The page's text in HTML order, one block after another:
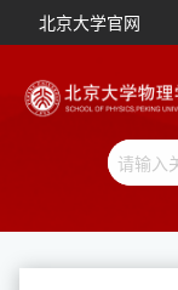
北京大学官网